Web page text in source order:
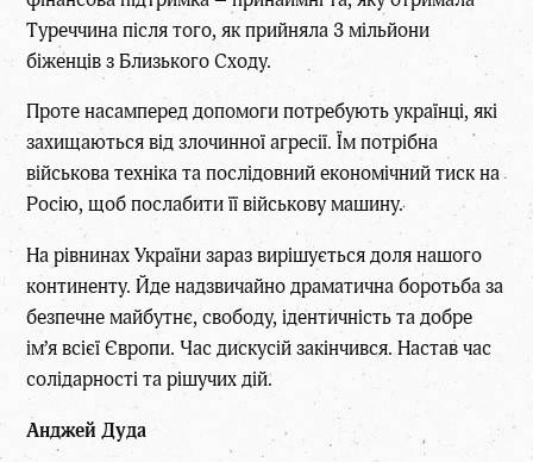
Туреччина після того, як прийняла 3 мільйони
біженців з Близького Сходу.
Проте насамперед допомоги потребують українці, які
захищаються від злочинної агресії. Їм потрібна
військова техніка та послідовний економічний тиск на
Росію, щоб послабити її військову машину.
На рівнинах України зараз вирішується доля нашого
континенту. Йде надзвичайно драматична боротьба за
безпечне майбутнє, свободу, ідентичність та добре
ім’я всієї Європи. Час дискусій закінчився. Настав час
солідарності та рішучих дій.
Анджей Дуда